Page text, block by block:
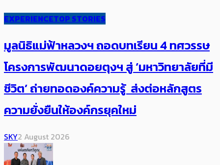
EXPERIENCETOP STORIES
มูลนิธิแม่ฟ้าหลวงฯ ถอดบทเรียน 4 ทศวรรษ
โครงการพัฒนาดอยตุงฯ สู่ ‘มหาวิทยาลัยที่มี
ชีวิต’ ถ่ายทอดองค์ความรู้ ส่งต่อหลักสูตร
ความยั่งยืนให้องค์กรยุคใหม่
SKY2 August 2026